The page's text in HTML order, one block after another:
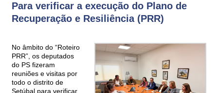
Para verificar a execução do Plano de
Recuperação e Resiliência (PRR)
No âmbito do “Roteiro
PRR”, os deputados
do PS fizeram
reuniões e visitas por
todo o distrito de
Setúbal para verificar